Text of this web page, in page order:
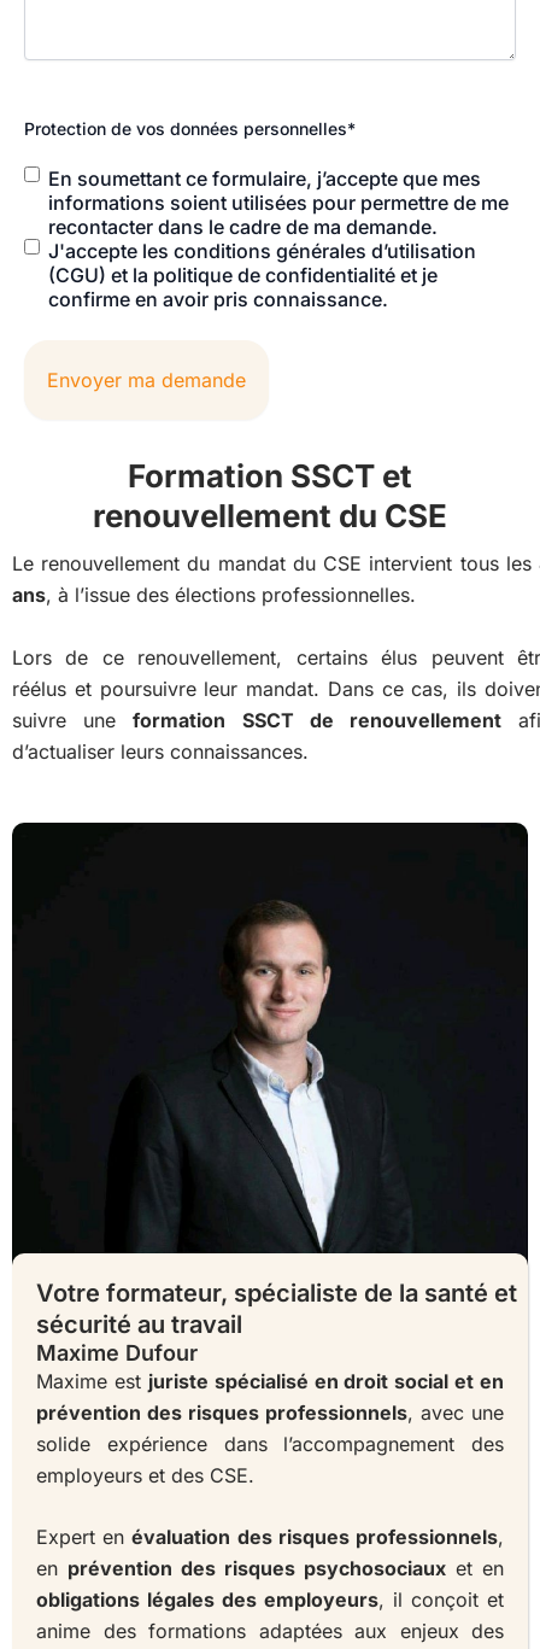
Protection de vos données personnelles*
En soumettant ce formulaire, j’accepte que mes
informations soient utilisées pour permettre de me
recontacter dans le cadre de ma demande.
J'accepte les conditions générales d’utilisation
(CGU) et la politique de confidentialité et je
confirme en avoir pris connaissance.
Envoyer ma demande
Formation SSCT et
renouvellement du CSE
Le renouvellement du mandat du CSE intervient tous les
ans, à l’issue des élections professionnelles.
Lors de ce renouvellement, certains élus peuvent
réélus et poursuivre leur mandat. Dans ce cas, ils
suivre uneformation SSCT de renouvellement
d’actualiser leurs connaissances.
Votre formateur, spécialiste de la santé et
sécurité au travail
Maxime Dufour
Maxime est juriste spécialisé en droit social et en
prévention des risques professionnels, avec une
solide expérience dans l’accompagnement des
employeurs et des CSE.
Expert enévaluation des risques professionnels,
en prévention des risques psychosociaux et en
obligations légales des employeurs, il conçoit et
anime des formations adaptées aux enjeux des